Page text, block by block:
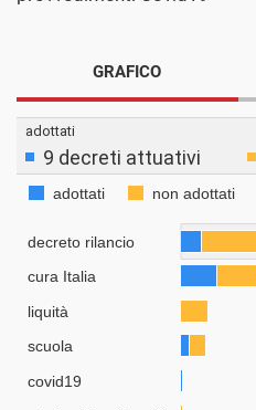
GRAFICO